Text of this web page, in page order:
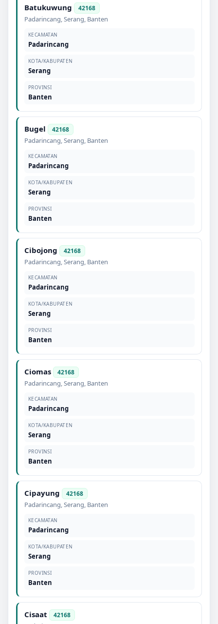
Batukuwung 42168
Padarincang,Serang, Banten
KECAMATAN
Padarincang
KOTA/KABUPATEN
Serang
PROVINSI
Banten
Bugel 42168
Padarincang,Serang, Banten
KECAMATAN
Padarincang
KOTA/KABUPATEN
Serang
PROVINSI
Banten
Cibojong 42168
Padarincang,Serang, Banten
KECAMATAN
Padarincang
KOTA/KABUPATEN
Serang
PROVINSI
Banten
Ciomas 42168
Padarincang,Serang, Banten
KECAMATAN
Padarincang
KOTA/KABUPATEN
Serang
PROVINSI
Banten
Cipayung 42168
Padarincang,Serang, Banten
KECAMATAN
Padarincang
KOTA/KABUPATEN
Serang
PROVINSI
Banten
Cisaat 42168